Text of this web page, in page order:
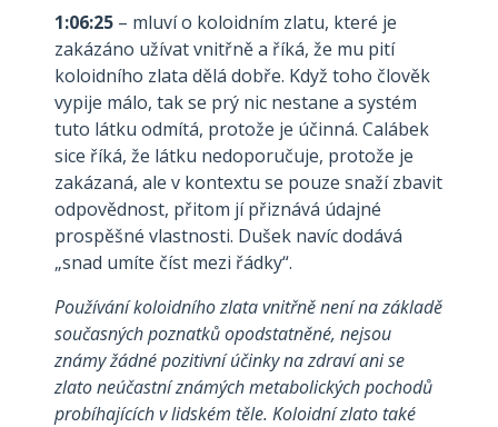
1:06:25 – mluví o koloidním zlatu, které je
zakázáno užívat vnitřně a říká, že mu pití
koloidního zlata dělá dobře. Když toho člověk
vypije málo, tak se prý nic nestane a systém
tuto látku odmítá, protože je účinná. Calábek
sice říká, že látku nedoporučuje, protože je
zakázaná, ale v kontextu se pouze snaží zbavit
odpovědnost, přitom jí přiznává údajné
prospěšné vlastnosti. Dušek navíc dodává
„snad umíte číst mezi řádky“.
Používání koloidního zlata vnitřně není na základě
současných poznatků opodstatněné, nejsou
známy žádné pozitivní účinky na zdraví ani se
zlato neúčastní známých metabolických pochodů
probíhajících v lidském těle. Koloidní zlato také